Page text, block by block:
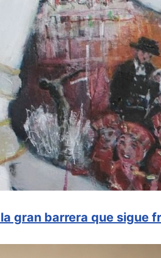
gran barrera que sigue